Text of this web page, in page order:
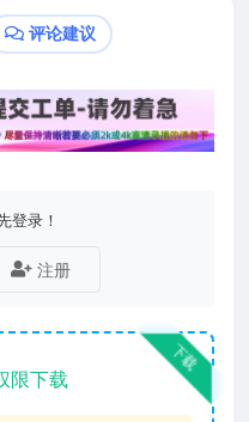
评论建议
登录！
注册
下载
限下载